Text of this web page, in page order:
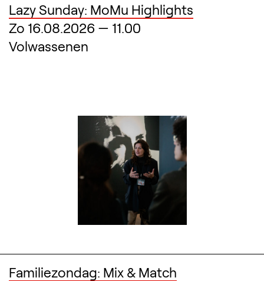
Lazy Sunday: MoMu Highlights
Zo 16.08.2026 — 11.00
Volwassenen
Familiezondag: Mix & Match